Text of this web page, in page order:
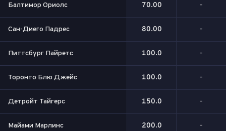
Балтимор Ориолс 70.00 -
Сан-Диего Падрес 80.00 -
Питтсбург Пайретс 100.0 -
Торонто Блю Джейс 100.0 -
Детройт Тайгерс 150.0 -
Майами Марлинс 200.0 -